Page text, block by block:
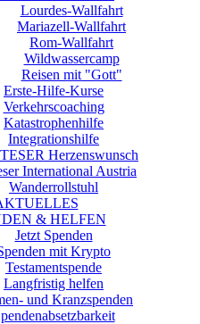
Lourdes-Wallfahrt
Mariazell-Wallfahrt
Rom-Wallfahrt
Wildwassercamp
Reisen mit "Gott"
Erste-Hilfe-Kurse
Verkehrscoaching
Katastrophenhilfe
Integrationshilfe
Herzenswunsch
International Austria
Wanderrollstuhl
& HELFEN
Jetzt Spenden
mit Krypto
Testamentspende
Langfristig helfen
und Kranzspenden